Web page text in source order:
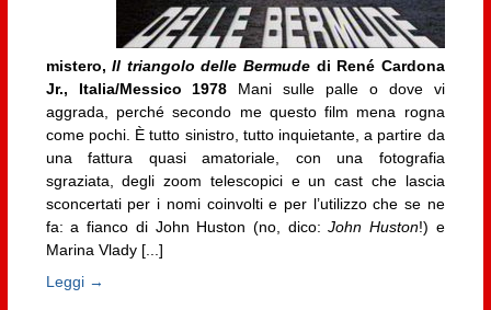
mistero,Il triangolo delle Bermude di René Cardona
Jr., Italia/Messico 1978 Mani sulle palle o dove vi
aggrada, perché secondo me questo film mena rogna
come pochi. È tutto sinistro, tutto inquietante, a partire da
una fattura quasi amatoriale, con una fotografia
sgraziata, degli zoom telescopici e un cast che lascia
sconcertati per i nomi coinvolti e per l’utilizzo che se ne
fa: a fianco di John Huston (no, dico:John Huston!) e
Marina Vlady [...]
Leggi →